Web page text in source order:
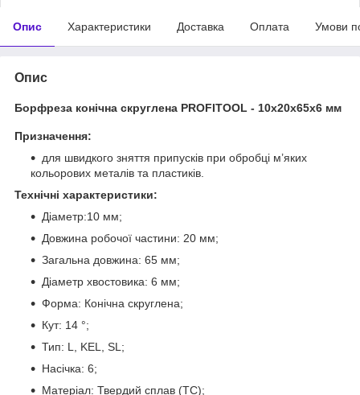
Опис Характеристики Доставка Оплата Умови
Опис
Борфреза конічна скруглена PROFITOOL - 10х20х65x6 мм
Призначення:
для швидкого зняття припусків при обробці м’яких
кольорових металів та пластиків.
Технічні характеристики:
Діаметр:10 мм;
Довжина робочої частини: 20 мм;
Загальна довжина: 65 мм;
Діаметр хвостовика: 6 мм;
Форма: Конічна скруглена;
Кут: 14 °;
Тип: L, KEL, SL;
Насічка: 6;
Матеріал: Твердий сплав (ТС);